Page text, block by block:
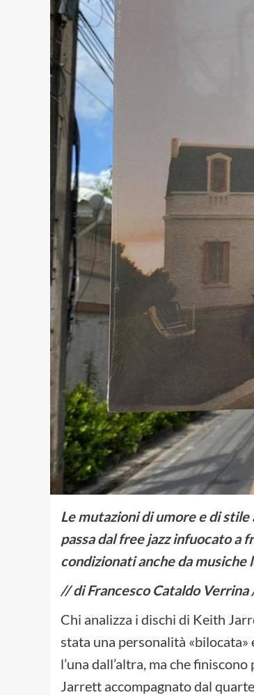
Le mutazioni di umore e di
passa dal free jazz infuocato
condizionati anche da musiche
// di Francesco Cataldo Verrina
Chi analizza i dischi di Keith
stata una personalità
l’una dall’altra, ma che
Jarrett accompagnato dal